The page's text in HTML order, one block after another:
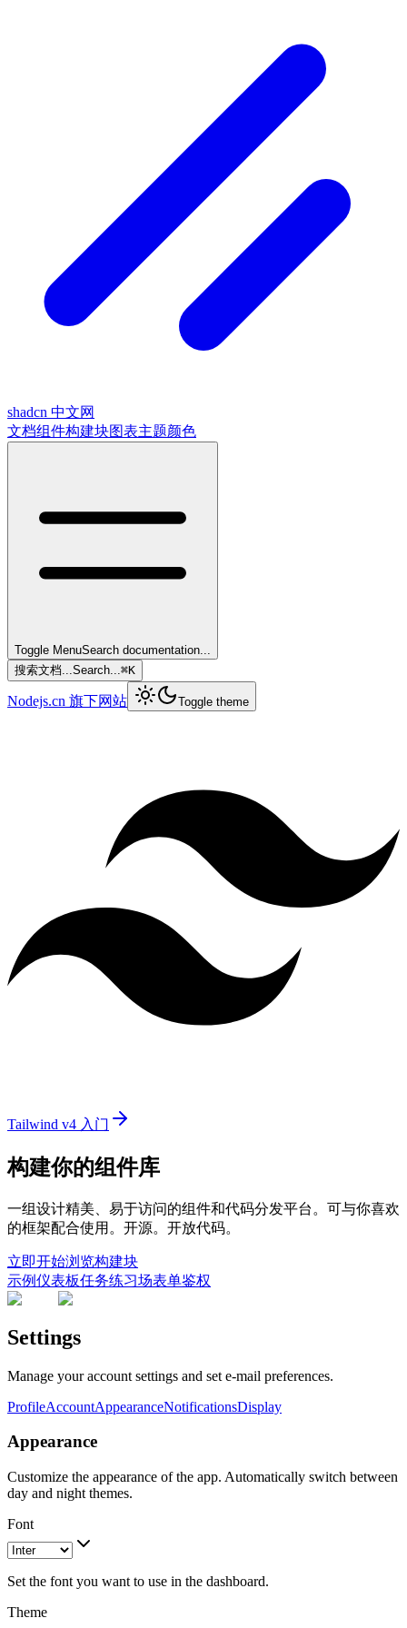
shadcn 中文网
文档组件构建块图表主题颜色
Toggle MenuSearch documentation...
搜索文档...Search...⌘K
Nodejs.cn 旗下网站 Toggle theme
Tailwind v4 入门
构建你的组件库
一组设计精美、易于访问的组件和代码分发平台。可与你喜欢
的框架配合使用。开源。开放代码。
立即开始浏览构建块
示例仪表板任务练习场表单鉴权
Settings
Manage your account settings and set e-mail preferences.
ProfileAccountAppearanceNotificationsDisplay
Appearance
Customize the appearance of the app. Automatically switch between
day and night themes.
Font
Set the font you want to use in the dashboard.
Theme